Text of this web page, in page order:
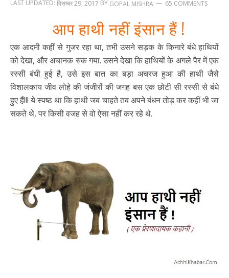
LAST UPDATED: दिसम्बर 29, 2017 BY GOPAL MISHRA 65 COMMENTS
आप हाथी नहीं इंसान हैं !
एक आदमी कहीं से गुजर रहा था, तभी उसने सड़क के किनारे बंधे हाथियों
को देखा, और अचानक रुक गया. उसने देखा कि हाथियों के अगले पैर में एक
रस्सी बंधी हुई है, उसे इस बात का बड़ा अचरज हुआ की हाथी जैसे
विशालकाय जीव लोहे की जंजीरों की जगह बस एक छोटी सी रस्सी से बंधे
हुए हैं!!! ये स्पष्ठ था कि हाथी जब चाहते तब अपने बंधन तोड़ कर कहीं भी जा
सकते थे, पर किसी वजह से वो ऐसा नहीं कर रहे थे.